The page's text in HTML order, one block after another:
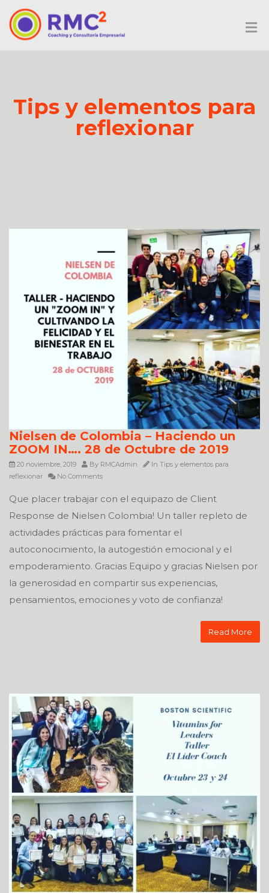
Tips y elementos para
reflexionar
Nielsen de Colombia – Haciendo un
ZOOM IN…. 28 de Octubre de 2019
20 noviembre, 2019 By RMCAdmin In Tips y elementos para
reflexionar
No Comments
Que placer trabajar con el equipazo de Client
Response de Nielsen Colombia! Un taller repleto de
actividades prácticas para fomentar el
autoconocimiento, la autogestión emocional y el
empoderamiento. Gracias Equipo y gracias Nielsen por
la generosidad en compartir sus experiencias,
pensamientos, emociones y voto de confianza!
Read More